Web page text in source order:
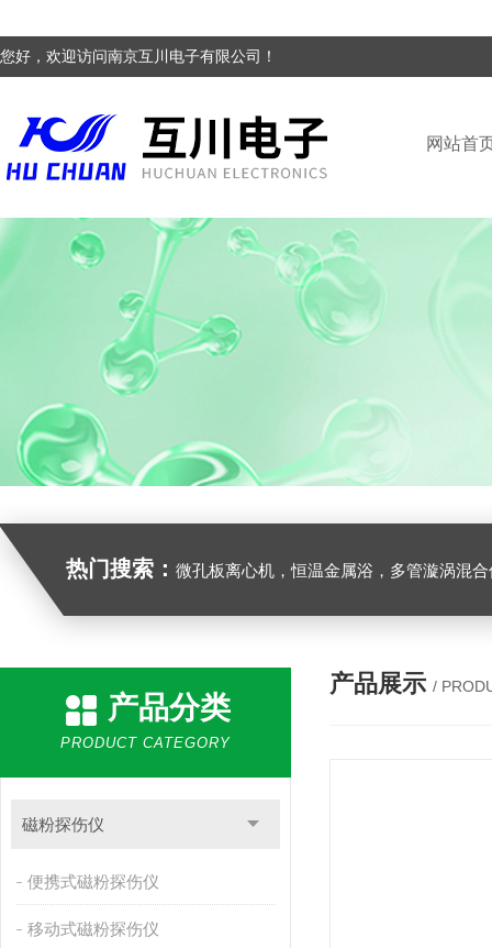
您好，欢迎访问南京互川电子有限公司！
网站首
热门搜索： 微孔板离心机，恒温金属浴，多管漩涡混合仪，梅毒旋转仪,红外线灭菌器，微孔板恒温振荡器，恒温混匀仪，水平摇床，牛奶抗生素恒
产品分类
PRODUCT CATEGORY
磁粉探伤仪
便携式磁粉探伤仪
移动式磁粉探伤仪
产品展示 /